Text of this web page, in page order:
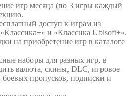
игр месяца (по 3 игры каждый
доступ к играм из
и «Классика Ubisoft+».
на приобретение игр в каталоге
наборы для разных игр, в
валюта, скины, DLC, игровое
пропусков, подписки и